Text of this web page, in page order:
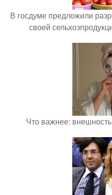
В госдуме предложили
своей
Что важнее: